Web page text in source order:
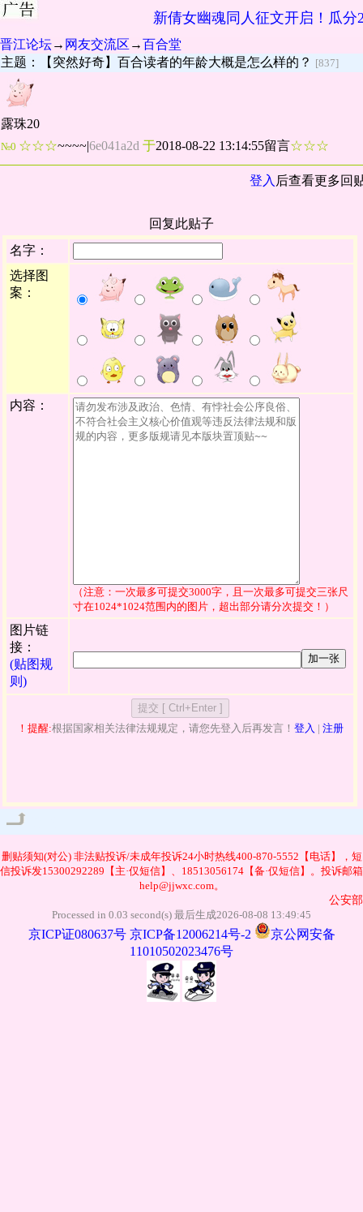
新倩女幽魂同人征文开启！瓜分
晋江论坛→ 网友交流区 →百合堂
主题：【突然好奇】百合读者的年龄大概是怎么样的？ [837]
露珠20
№0 ☆☆☆~~~~|6e041a2d 于2018-08-22 13:14:55留言☆☆☆
登入 后查看更多回
回复此贴子
名字：
选择图
案：
内容：
（注意：一次最多可提交3000字，且一次最多可提交三张尺
寸在1024*1024范围内的图片，超出部分请分次提交！）
图片链
接：
(贴图规
则)
加一张
！提醒:根据国家相关法律法规规定，请您先登入后再发言！ 登入 | 注册
删贴须知(对公)非法贴投诉/未成年投诉24小时热线400-870-5552【电话】，短
信投诉发15300292289【主·仅短信】、18513056174【备·仅短信】。投诉邮箱
help@jjwxc.com。
公安
Processed in 0.03 second(s) 最后生成2026-08-08 13:49:45
京ICP证080637号 京ICP备12006214号-2
京公网安备
11010502023476号